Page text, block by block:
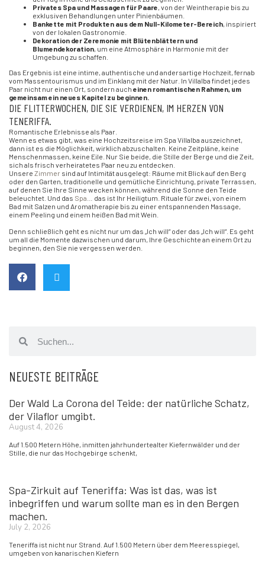
Privates Spa und Massagen für Paare, von der Weintherapie bis zu
exklusiven Behandlungen unter Pinienbäumen.
Bankette mit Produkten aus dem Null-Kilometer-Bereich, inspiriert
von der lokalen Gastronomie.
Dekoration der Zeremonie mit Blütenblättern und
Blumendekoration, um eine Atmosphäre in Harmonie mit der
Umgebung zu schaffen.
Das Ergebnis ist eine intime, authentische und andersartige Hochzeit, fernab
vom Massentourismus und im Einklang mit der Natur. In Villalba findet jedes
Paar nicht nur einen Ort, sondern auch einen romantischen Rahmen, um
gemeinsam ein neues Kapitel zu beginnen.
DIE FLITTERWOCHEN, DIE SIE VERDIENEN, IM HERZEN VON
TENERIFFA.
Romantische Erlebnisse als Paar.
Wenn es etwas gibt, was eine Hochzeitsreise im Spa Villalba auszeichnet,
dann ist es die Möglichkeit, wirklich abzuschalten. Keine Zeitpläne, keine
Menschenmassen, keine Eile. Nur Sie beide, die Stille der Berge und die Zeit,
sich als frisch verheiratetes Paar neu zu entdecken.
Unsere Zimmer sind auf Intimität ausgelegt: Räume mit Blick auf den Berg
oder den Garten, traditionelle und gemütliche Einrichtung, private Terrassen,
auf denen Sie Ihre Sinne wecken können, während die Sonne den Teide
beleuchtet. Und das Spa … das ist Ihr Heiligtum. Rituale für zwei, von einem
Bad mit Salzen und Aromatherapie bis zu einer entspannenden Massage,
einem Peeling und einem heißen Bad mit Wein.
Denn schließlich geht es nicht nur um das „Ich will“ oder das „Ich will“. Es geht
um all die Momente dazwischen und darum, Ihre Geschichte an einem Ort zu
beginnen, den Sie nie vergessen werden.
NEUESTE BEITRÄGE
Der Wald La Corona del Teide: der natürliche Schatz,
der Vilaflor umgibt.
August 4, 2026
Auf 1.500 Metern Höhe, inmitten jahrhundertealter Kiefernwälder und der
Stille, die nur das Hochgebirge schenkt,
Spa-Zirkuit auf Teneriffa: Was ist das, was ist
inbegriffen und warum sollte man es in den Bergen
machen.
July 2, 2026
Teneriffa ist nicht nur Strand. Auf 1.500 Metern über dem Meeresspiegel,
umgeben von kanarischen Kiefern